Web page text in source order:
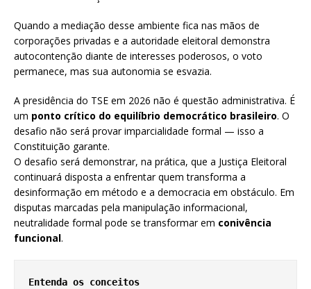
Quando a mediação desse ambiente fica nas mãos de
corporações privadas e a autoridade eleitoral demonstra
autocontenção diante de interesses poderosos, o voto
permanece, mas sua autonomia se esvazia.
A presidência do TSE em 2026 não é questão administrativa. É
um ponto crítico do equilíbrio democrático brasileiro. O
desafio não será provar imparcialidade formal — isso a
Constituição garante.
O desafio será demonstrar, na prática, que a Justiça Eleitoral
continuará disposta a enfrentar quem transforma a
desinformação em método e a democracia em obstáculo. Em
disputas marcadas pela manipulação informacional,
neutralidade formal pode se transformar em conivência
funcional.
Entenda os conceitos